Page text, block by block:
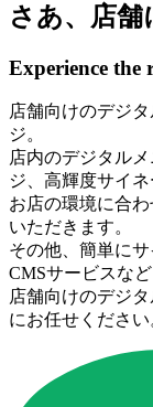
さあ、店舗
Experience the
店舗向けのデジ
ジ。
店内のデジタル
ジ、高輝度サイ
お店の環境に合
いただきます。
その他、簡単に
CMSサービスな
店舗向けのデジ
にお任せください